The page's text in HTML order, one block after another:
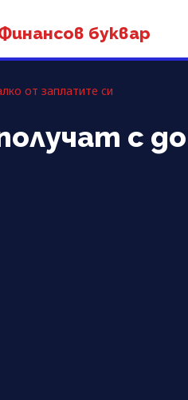
буквар
от заплатите си
с